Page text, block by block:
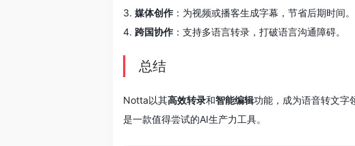
3. 媒体创作 ：为视频或播客生成字幕，节省后期时间。
4. 跨国协作 ：支持多语言转录，打破语言沟通障碍。
总结
Notta以其高效转录和智能编辑功能，成为语音转文字
是一款值得尝试的AI生产力工具。